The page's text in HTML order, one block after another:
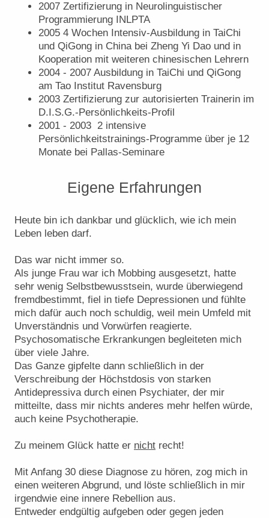
2007 Zertifizierung in Neurolinguistischer
Programmierung INLPTA
2005 4 Wochen Intensiv-Ausbildung in TaiChi
und QiGong in China bei Zheng Yi Dao und in
Kooperation mit weiteren chinesischen Lehrern
2004 - 2007 Ausbildung in TaiChi und QiGong
am Tao Institut Ravensburg
2003 Zertifizierung zur autorisierten Trainerin im
D.I.S.G.-Persönlichkeits-Profil
2001 - 2003 2 intensive
Persönlichkeitstrainings-Programme über je 12
Monate bei Pallas-Seminare
Eigene Erfahrungen
Heute bin ich dankbar und glücklich, wie ich mein
Leben leben darf.
Das war nicht immer so.
Als junge Frau war ich Mobbing ausgesetzt, hatte
sehr wenig Selbstbewusstsein, wurde überwiegend
fremdbestimmt, fiel in tiefe Depressionen und fühlte
mich dafür auch noch schuldig, weil mein Umfeld mit
Unverständnis und Vorwürfen reagierte.
Psychosomatische Erkrankungen begleiteten mich
über viele Jahre.
Das Ganze gipfelte dann schließlich in der
Verschreibung der Höchstdosis von starken
Antidepressiva durch einen Psychiater, der mir
mitteilte, dass mir nichts anderes mehr helfen würde,
auch keine Psychotherapie.
Zu meinem Glück hatte er nicht recht!
Mit Anfang 30 diese Diagnose zu hören, zog mich in
einen weiteren Abgrund, und löste schließlich in mir
irgendwie eine innere Rebellion aus.
Entweder endgültig aufgeben oder gegen jeden